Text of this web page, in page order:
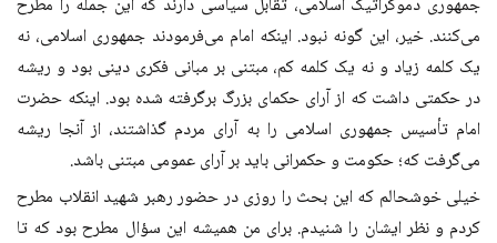
می‌کنند. خیر، این گونه نبود. اینکه امام می‌فرمودند جمهوری اسلامی، نه
یک کلمه زیاد و نه یک کلمه کم، مبتنی بر مبانی فکری دینی بود و ریشه
در حکمتی داشت که از آرای حکمای بزرگ برگرفته شده بود. اینکه حضرت
امام تأسیس جمهوری اسلامی را به آرای مردم گذاشتند، از آنجا ریشه
می‌گرفت که؛ حکومت و حکمرانی باید بر آرای عمومی مبتنی باشد.
خیلی خوشحالم که این بحث را روزی در حضور رهبر شهید انقلاب مطرح
کردم و نظر ایشان را شنیدم. برای من همیشه این سؤال مطرح بود که تا